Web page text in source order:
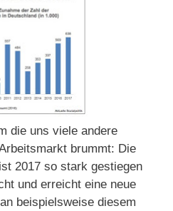
die uns viele andere
brummt: Die
2017 so stark gestiegen
und erreicht eine neue
beispielsweise diesem